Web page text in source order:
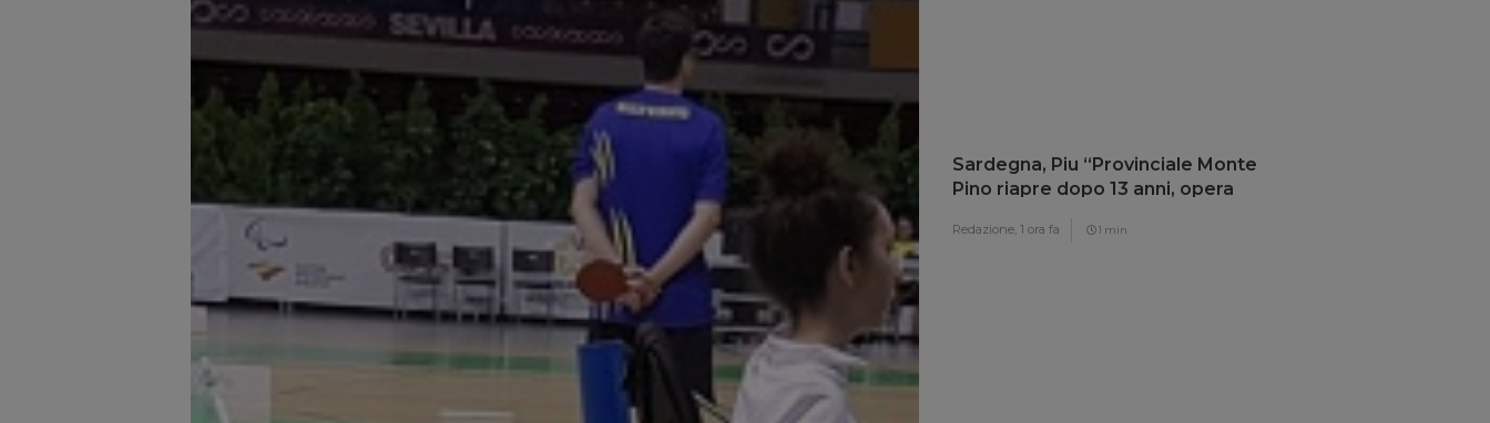
Sardegna, Piu “Provinciale Monte
Pino riapre dopo 13 anni, opera
Redazione, 1 ora fa 1 min